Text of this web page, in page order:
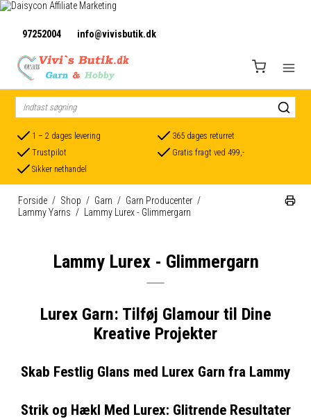
97252004 info@vivisbutik.dk
1 – 2 dages levering
365 dages returret
Trustpilot
Gratis fragt ved 499,-
Sikker nethandel
Forside / Shop / Garn / Garn Producenter /
Lammy Yarns / Lammy Lurex - Glimmergarn
Lammy Lurex - Glimmergarn
Lurex Garn: Tilføj Glamour til Dine
Kreative Projekter
Skab Festlig Glans med Lurex Garn fra Lammy
Strik og Hækl Med Lurex: Glitrende Resultater